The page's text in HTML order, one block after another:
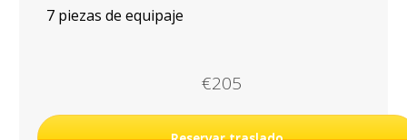
7 piezas de equipaje
€205